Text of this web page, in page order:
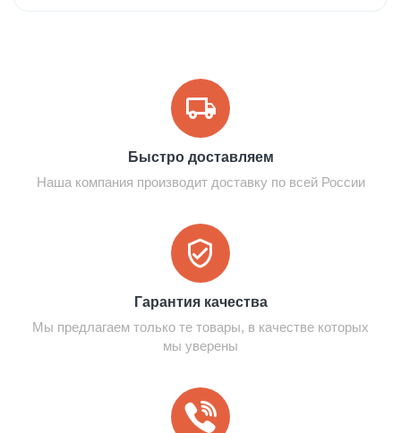
Быстро доставляем
Наша компания производит доставку по всей России
Гарантия качества
Мы предлагаем только те товары, в качестве которых
мы уверены